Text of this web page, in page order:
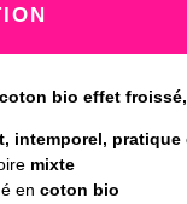
bio effet
intemporel,
mixte
en coton bio